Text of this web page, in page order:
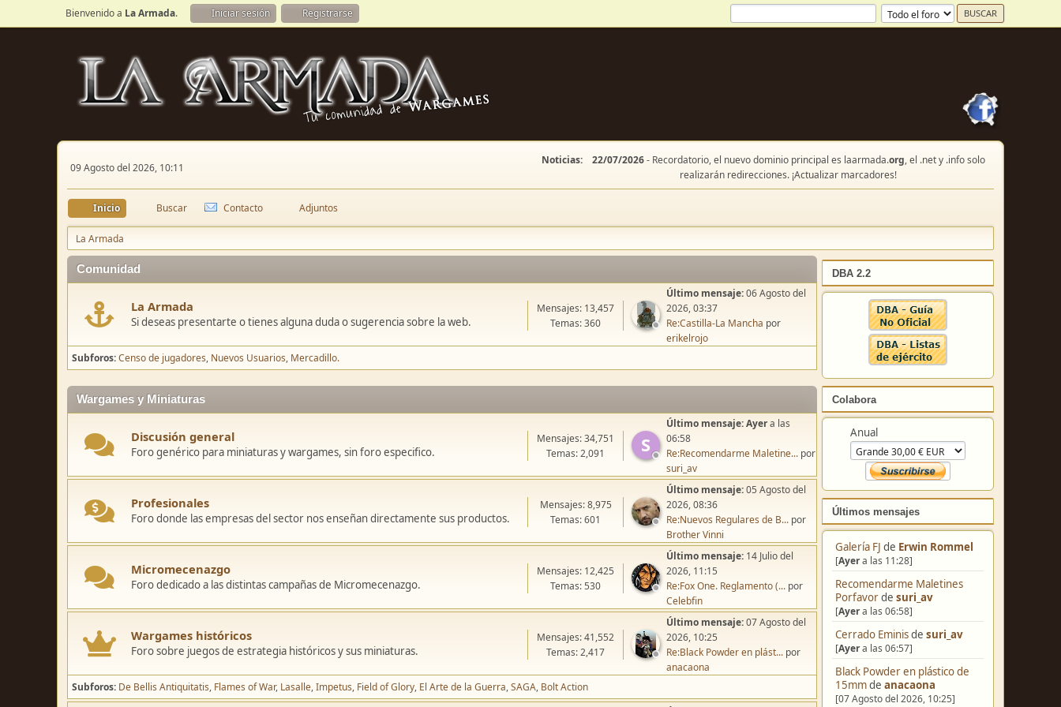
Bienvenido a La Armada. Iniciar sesión Registrarse
09 Agosto del 2026, 10:11
Noticias: 22/07/2026- Recordatorio, el nuevo dominio principal es laarmada.org, el .net y .info solo
realizarán redirecciones. ¡Actualizar marcadores!
Inicio Buscar Contacto Adjuntos
La Armada
DBA 2.2
Colabora
Anual
Últimos mensajes
Galería FJ de Erwin Rommel
[Ayera las 11:28]
Recomendarme Maletines
Porfavorde suri_av
[Ayera las 06:58]
Cerrado Eminisde suri_av
[Ayera las 06:57]
Black Powder en plástico de
15mmde anacaona
[07 Agosto del 2026, 10:25]
Comunidad
La Armada
Si deseas presentarte o tienes alguna duda o sugerencia sobre la web.
Mensajes: 13,457
Temas: 360
Último mensaje:06 Agosto del
2026, 03:37
Re:Castilla-La Mancha por
erikelrojo
Subforos Censo de jugadores Nuevos Usuarios Mercadillo.
Wargames y Miniaturas
S
Discusión general
Foro genérico para miniaturas y wargames, sin foro especifico.
Mensajes: 34,751
Temas: 2,091
Último mensaje:Ayera las
06:58
Re:Recomendarme Maletine... por
suri_av
Profesionales
Foro donde las empresas del sector nos enseñan directamente sus productos.
Mensajes: 8,975
Temas: 601
Último mensaje:05 Agosto del
2026, 08:36
Re:Nuevos Regulares de B... por
Brother Vinni
Micromecenazgo
Foro dedicado a las distintas campañas de Micromecenazgo.
Mensajes: 12,425
Temas: 530
Último mensaje: 14 Julio del
2026, 11:15
Re:Fox One. Reglamento (... por
Celebfin
Wargames históricos
Foro sobre juegos de estrategia históricos y sus miniaturas.
Mensajes: 41,552
Temas: 2,417
Último mensaje:07 Agosto del
2026, 10:25
Re:Black Powder en plást... por
anacaona
Subforos De Bellis Antiquitatis Flames of War Lasalle Impetus Field of Glory El Arte de la Guerra SAGA Bolt Action